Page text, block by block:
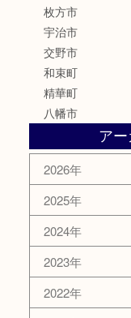
枚方市
宇治市
交野市
和束町
精華町
八幡市
ア
2026年
2025年
2024年
2023年
2022年